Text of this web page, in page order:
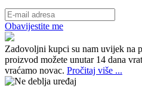
Obavijestite me
Zadovoljni kupci su nam uvijek na
proizvod možete unutar 14 dana
vraćamo novac. Pročitaj više ...